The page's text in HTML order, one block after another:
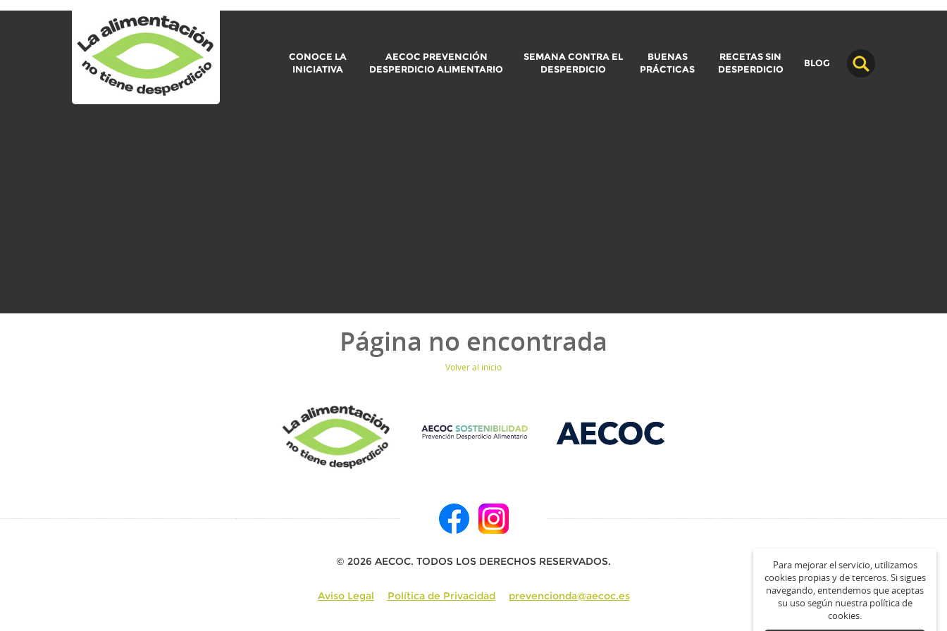
CONOCE LA
INICIATIVA
AECOC PREVENCIÓN
DESPERDICIO ALIMENTARIO
SEMANA CONTRA EL
DESPERDICIO
BUENAS
PRÁCTICAS
RECETAS SIN
DESPERDICIO
BLOG
Página no encontrada
Volver al inicio
© 2026 AECOC. TODOS LOS DERECHOS RESERVADOS.
Aviso Legal Política de Privacidad prevencionda@aecoc.es
Para mejorar el servicio, utilizamos
cookies propias y de terceros. Si sigues
navegando, entendemos que aceptas
su uso según nuestra política de
cookies.